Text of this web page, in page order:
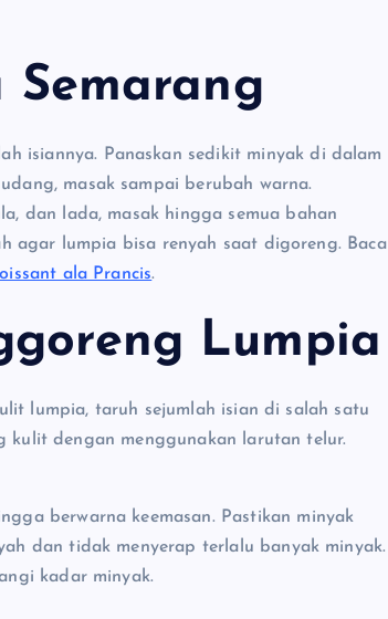
isiannya. Panaskan sedikit minyak di dalam
masak sampai berubah warna.
dan lada, masak hingga semua bahan
agar lumpia bisa renyah saat digoreng. Baca
ala Prancis.
Lumpia
lumpia, taruh sejumlah isian di salah satu
kulit dengan menggunakan larutan telur.
berwarna keemasan. Pastikan minyak
dan tidak menyerap terlalu banyak minyak.
kadar minyak.